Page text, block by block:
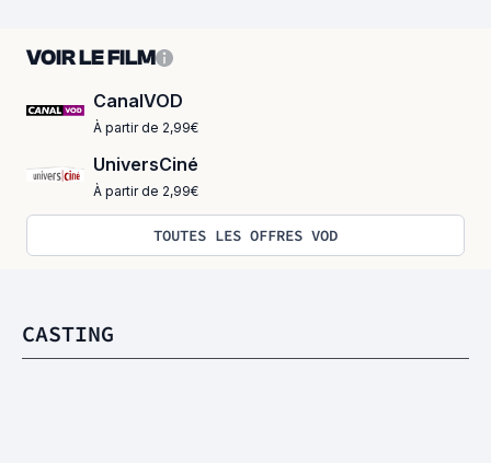
VOIR LE FILM
CanalVOD
À partir de 2,99€
UniversCiné
À partir de 2,99€
TOUTES LES OFFRES VOD
CASTING